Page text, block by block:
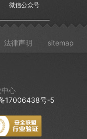
微信公众号
法律声明 sitemap
中心
17006438号-5